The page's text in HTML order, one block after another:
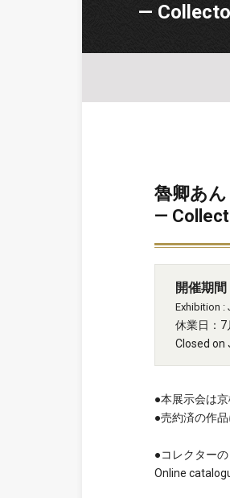
—
魯卿あ
—
開催期
Exhibition :
休業日：7
Closed on
●本展示会は
●売約済の作
●コレクター
Online